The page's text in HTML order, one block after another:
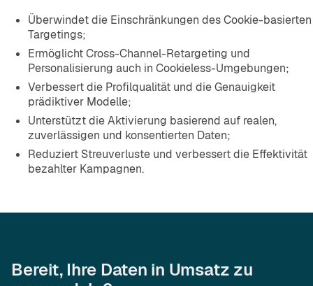
Überwindet die Einschränkungen des Cookie-basierten
Targetings;
Ermöglicht Cross-Channel-Retargeting und
Personalisierung auch in Cookieless-Umgebungen;
Verbessert die Profilqualität und die Genauigkeit
prädiktiver Modelle;
Unterstützt die Aktivierung basierend auf realen,
zuverlässigen und konsentierten Daten;
Reduziert Streuverluste und verbessert die Effektivität
bezahlter Kampagnen.
Bereit, Ihre Daten in Umsatz zu